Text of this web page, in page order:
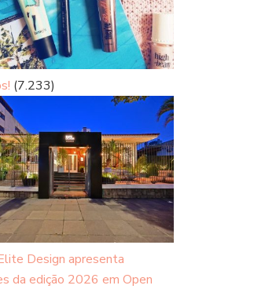
(7.233)
Design apresenta
da edição 2026 em Open